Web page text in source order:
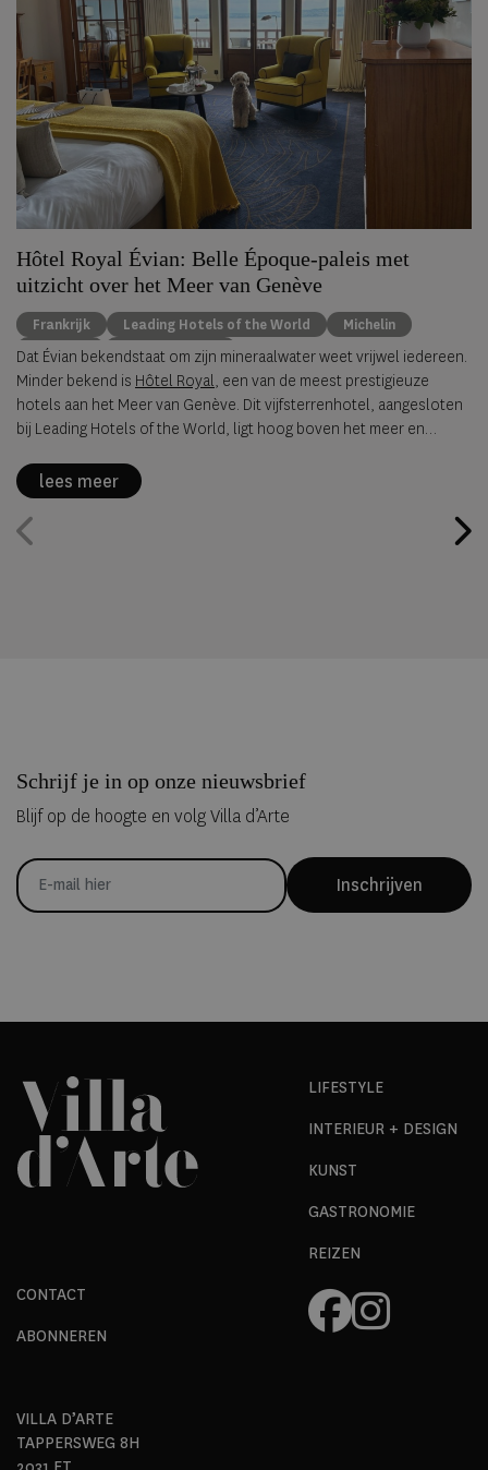
Hôtel Royal Évian: Belle Époque-paleis met
uitzicht over het Meer van Genève
Frankrijk Leading Hotels of the World
Michelin
wellness
Évian-les-Bains
Dat Évian bekendstaat om zijn mineraalwater weet vrijwel iedereen.
Minder bekend is Hôtel Royal, een van de meest prestigieuze
hotels aan het Meer van Genève. Dit vijfsterrenhotel, aangesloten
bij Leading Hotels of the World, ligt hoog boven het meer en
officiële onderscheiding 'Palace', de hoogste classificatie voor
luxe hotels in Frankrijk.
lees meer
Schrijf je in op onze nieuwsbrief
Blijf op de hoogte en volg Villa d’Arte
Inschrijven
LIFESTYLE
INTERIEUR + DESIGN
KUNST
GASTRONOMIE
REIZEN
CONTACT
ABONNEREN
VILLA D’ARTE
TAPPERSWEG 8H